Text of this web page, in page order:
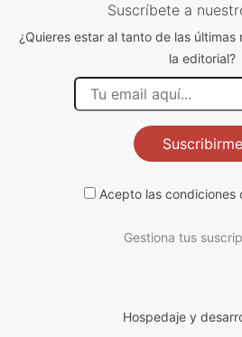
Suscríbete a
¿Quieres estar al tanto de las
la editorial?
Suscribirme
Acepto las condiciones
Gestiona tus
Hospedaje y